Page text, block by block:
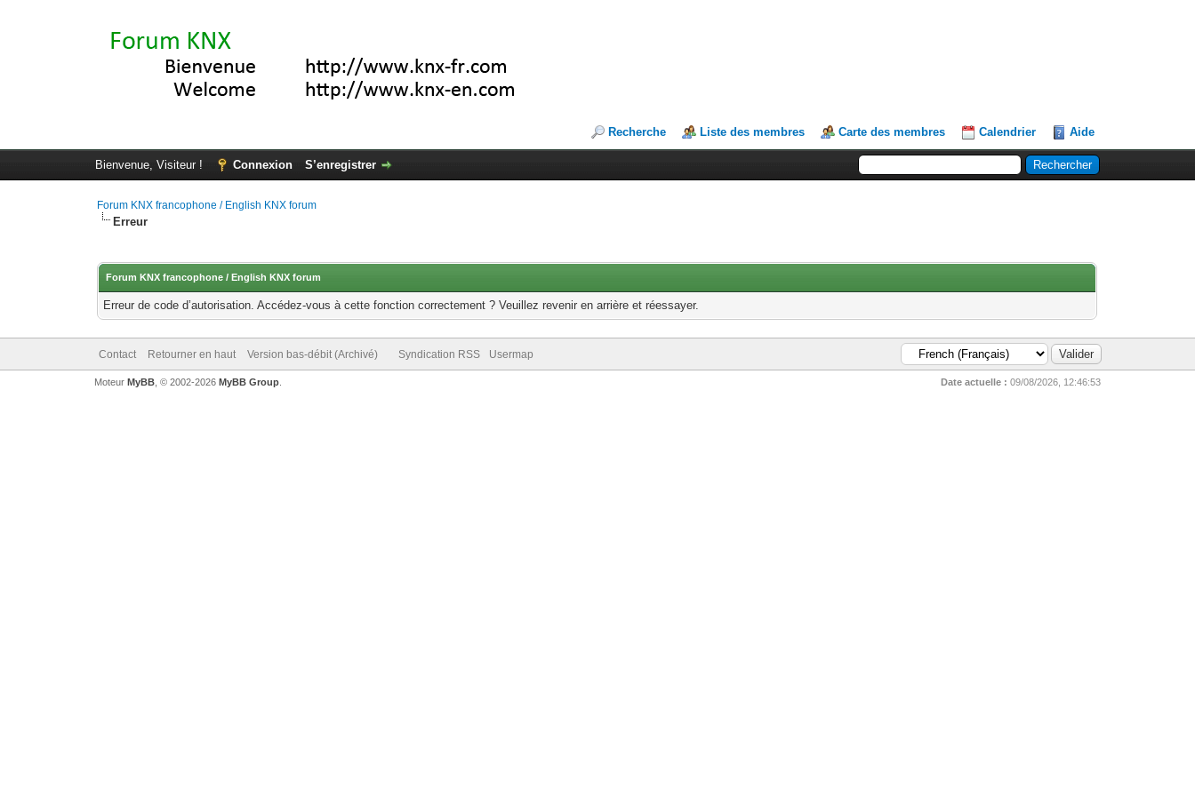
Recherche Liste des membres Carte des membres Calendrier Aide
Bienvenue, Visiteur ! Connexion S’enregistrer
Forum KNX francophone / English KNX forum
Erreur
Forum KNX francophone / English KNX forum
Erreur de code d’autorisation. Accédez-vous à cette fonction correctement ? Veuillez revenir en arrière et réessayer.
Contact Retourner en haut Version bas-débit (Archivé) Syndication RSS Usermap
Date actuelle : 09/08/2026, 12:46:53
Moteur MyBB, © 2002-2026 MyBB Group.